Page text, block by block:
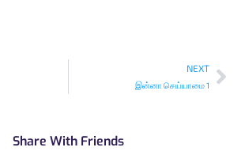
NEXT
இன்னா செய்யாமை 1
Share With Friends